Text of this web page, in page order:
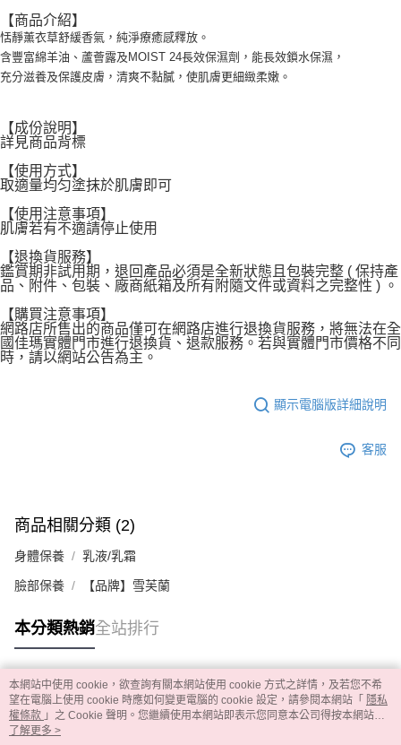
【商品介紹】
恬靜薰衣草舒緩香氣，純淨療癒感釋放。
含豐富綿羊油、蘆薈露及MOIST 24長效保濕劑，能長效鎖水保濕，
充分滋養及保護皮膚，清爽不黏膩，使肌膚更細緻柔嫩。
【成份說明】
詳見商品背標
【使用方式】
取適量均匀塗抹於肌膚即可
【使用注意事項】
肌膚若有不適請停止使用
【退換貨服務】
鑑賞期非試用期，退回產品必須是全新狀態且包裝完整 ( 保持產
品、附件、包裝、廠商紙箱及所有附隨文件或資料之完整性 ) 。
【購買注意事項】
網路店所售出的商品僅可在網路店進行退換貨服務，將無法在全
國佳瑪實體門市進行退換貨、退款服務。若與實體門市價格不同
時，請以網站公告為主。
顯示電腦版詳細說明
客服
商品相關分類 (2)
身體保養 乳液/乳霜
臉部保養 【品牌】雪芙蘭
本分類熱銷全站排行
熱門標籤
本網站中使用 cookie，欲查詢有關本網站使用 cookie 方式之詳情，及若您不希
望在電腦上使用 cookie 時應如何變更電腦的 cookie 設定，請參閱本網站「 隱私
權條款 」之 Cookie 聲明。您繼續使用本網站即表示您同意本公司得按本網站使
用條款之 Cookie 聲明使用 cookie。
了解更多 >